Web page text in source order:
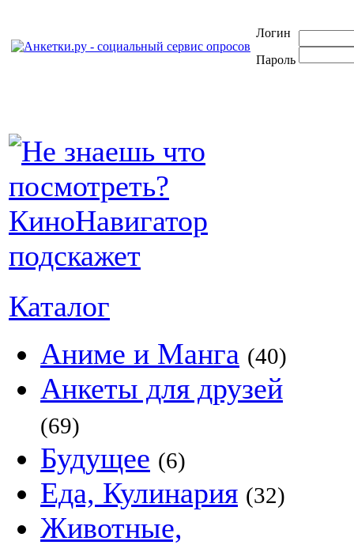
Логин
Пароль
Каталог
Аниме и Манга (40)
Анкеты для друзей
(69)
Будущее (6)
Еда, Кулинария (32)
Животные,